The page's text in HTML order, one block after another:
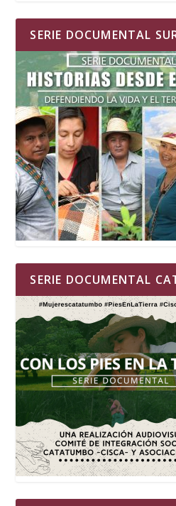
SERIE DOCUMENTAL
SERIE DOCUMENTAL